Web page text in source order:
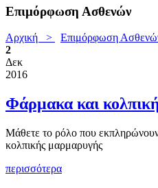
Επιμόρφωση Ασθενών
Αρχική >
Επιμόρφωση
2
Δεκ
2016
Φάρμακα και
Μάθετε το ρόλο που
κολπικής μαρμαρυγής
περισσότερα